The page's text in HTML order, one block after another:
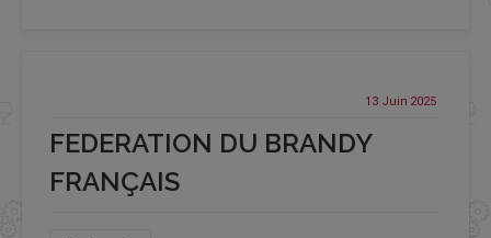
13 Juin 2025
FEDERATION DU BRANDY
FRANÇAIS